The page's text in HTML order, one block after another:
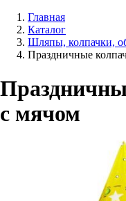
Главная
Каталог
Шляпы, колпачки,
Праздничные
с мячом